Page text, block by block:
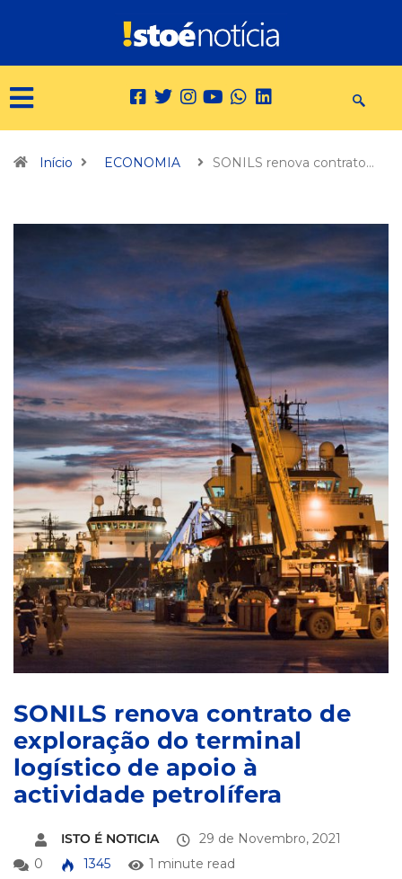
Início ECONOMIA SONILS renova contrato…
SONILS renova contrato de
exploração do terminal
logístico de apoio à
actividade petrolífera
ISTO É NOTICIA
29 de Novembro, 2021
0
1345 1 minute read